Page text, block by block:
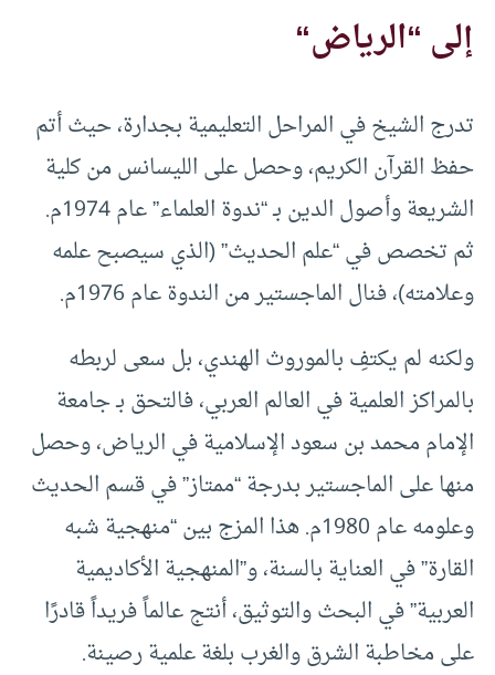
إلى “الرياض“
تدرج الشيخ في المراحل التعليمية بجدارة، حيث أتم
حفظ القرآن الكريم، وحصل على الليسانس من كلية
الشريعة وأصول الدين بـ “ندوة العلماء” عام 1974م.
ثم تخصص في “علم الحديث” (الذي سيصبح علمه
وعلامته)، فنال الماجستير من الندوة عام 1976م.
ولكنه لم يكتفِ بالموروث الهندي، بل سعى لربطه
بالمراكز العلمية في العالم العربي، فالتحق بـ جامعة
الإمام محمد بن سعود الإسلامية في الرياض، وحصل
منها على الماجستير بدرجة “ممتاز” في قسم الحديث
وعلومه عام 1980م. هذا المزج بين “منهجية شبه
القارة” في العناية بالسنة، و”المنهجية الأكاديمية
العربية” في البحث والتوثيق، أنتج عالماً فريداً قادرًا
على مخاطبة الشرق والغرب بلغة علمية رصينة.